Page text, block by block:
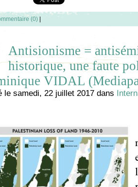
(0)
Antisionisme =
historique, une faute
VIDAL
le samedi, 22 juillet 2017 dans